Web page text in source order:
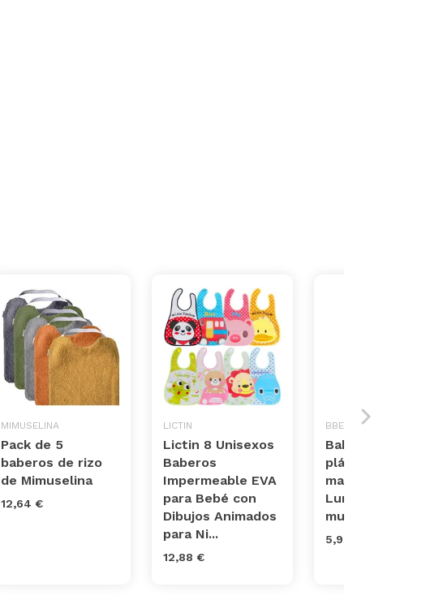
MIMUSELINA
Pack de 5
baberos de rizo
de Mimuselina
12,64 €
LICTIN
Lictin 8 Unisexos
Baberos
Impermeable EVA
para Bebé con
Dibujos Animados
para Ni...
12,88 €
BBEST
Babero de
plástico con
mangas bbest
Lunares
multicolor
5,99 €